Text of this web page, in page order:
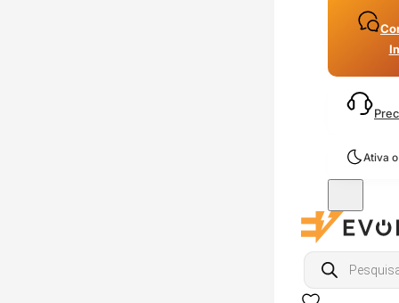
Ativa
Products
search